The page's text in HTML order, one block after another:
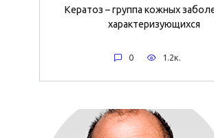
Кератоз – группа кожных
характеризующихся
0 1.2к.